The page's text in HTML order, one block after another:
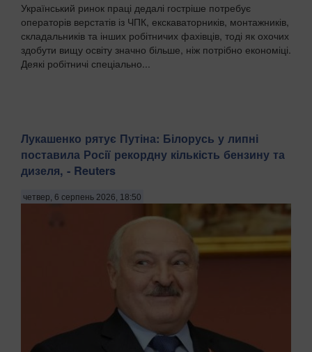
Український ринок праці дедалі гостріше потребує
операторів верстатів із ЧПК, екскаваторників, монтажників,
складальників та інших робітничих фахівців, тоді як охочих
здобути вищу освіту значно більше, ніж потрібно економіці.
Деякі робітничі спеціально...
Лукашенко рятує Путіна: Білорусь у липні
поставила Росії рекордну кількість бензину та
дизеля, - Reuters
четвер, 6 серпень 2026, 18:50